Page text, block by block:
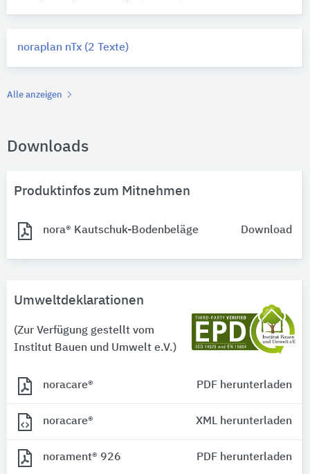
noraplan nTx (2 Texte)
Alle anzeigen
Downloads
Produktinfos zum Mitnehmen
nora® Kautschuk-Bodenbeläge Download
Umweltdeklarationen
(Zur Verfügung gestellt vom
Institut Bauen und Umwelt e.V.)
noracare® PDF herunterladen
noracare® XML herunterladen
norament® 926 PDF herunterladen